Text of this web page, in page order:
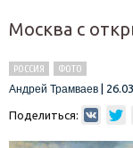
Москва с
РОССИЯ
ФОТО
Андрей Трамваев
Поделиться: